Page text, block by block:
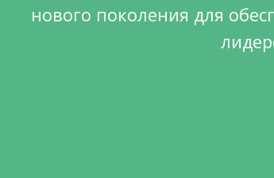
нового поколения для